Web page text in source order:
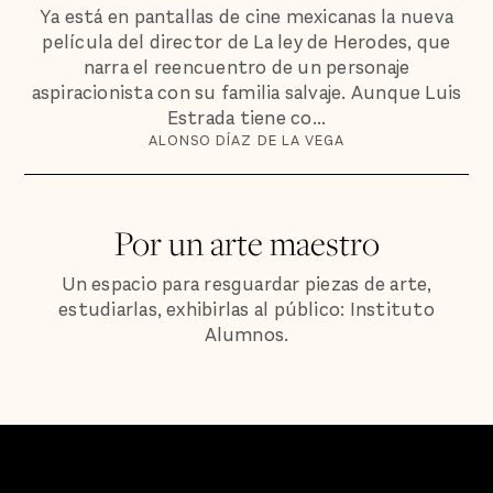
Ya está en pantallas de cine mexicanas la nueva
película del director de La ley de Herodes, que
narra el reencuentro de un personaje
aspiracionista con su familia salvaje. Aunque Luis
Estrada tiene co...
ALONSO DÍAZ DE LA VEGA
Por un arte maestro
Un espacio para resguardar piezas de arte,
estudiarlas, exhibirlas al público: Instituto
Alumnos.